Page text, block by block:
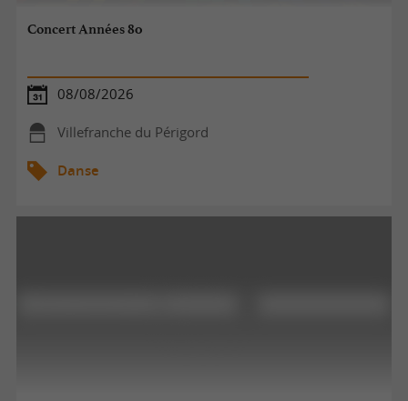
Concert Années 80
08/08/2026
Villefranche du Périgord
Danse